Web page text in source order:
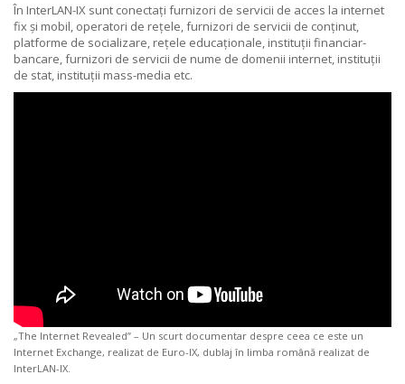
În InterLAN-IX sunt conectați furnizori de servicii de acces la internet
fix și mobil, operatori de rețele, furnizori de servicii de conținut,
platforme de socializare, rețele educaționale, instituții financiar-
bancare, furnizori de servicii de nume de domenii internet, instituții
de stat, instituții mass-media etc.
„The Internet Revealed” – Un scurt documentar despre ceea ce este un
Internet Exchange, realizat de Euro-IX, dublaj în limba română realizat de
InterLAN-IX.